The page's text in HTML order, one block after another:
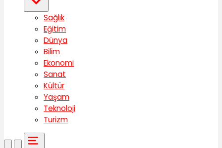
Sağlık
Eğitim
Dünya
Bilim
Ekonomi
Sanat
Kültür
Yaşam
Teknoloji
Turizm